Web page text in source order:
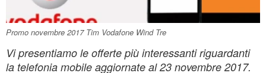
Promo novembre 2017 Tim Vodafone Wind Tre
Vi presentiamo le offerte più interessanti riguardanti
la telefonia mobile aggiornate al 23 novembre 2017.